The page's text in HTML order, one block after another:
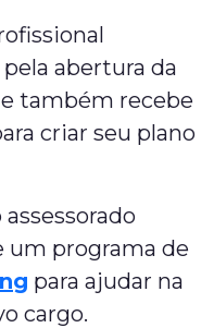
abertura da
também recebe
criar seu plano
programa de
para ajudar na
cargo.